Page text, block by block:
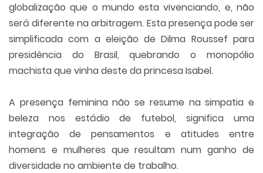
globalização que o mundo esta vivenciando, e, não
será diferente na arbitragem. Esta presença pode ser
simplificada com a eleição de Dilma Roussef para
presidência do Brasil, quebrando o monopólio
machista que vinha deste da princesa Isabel.
A presença feminina não se resume na simpatia e
beleza nos estádio de futebol, significa uma
integração de pensamentos e atitudes entre
homens e mulheres que resultam num ganho de
diversidade no ambiente de trabalho.